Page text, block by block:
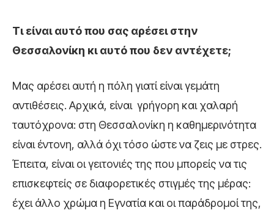
Τι είναι αυτό που σας αρέσει στην
Θεσσαλονίκη κι αυτό που δεν αντέχετε;
Μας αρέσει αυτή η πόλη γιατί είναι γεμάτη
αντιθέσεις. Αρχικά, είναι γρήγορη και χαλαρή
ταυτόχρονα: στη Θεσσαλονίκη η καθημερινότητα
είναι έντονη, αλλά όχι τόσο ώστε να ζεις με στρες.
Έπειτα, είναι οι γειτονιές της που μπορείς να τις
επισκεφτείς σε διαφορετικές στιγμές της μέρας:
έχει άλλο χρώμα η Εγνατία και οι παράδρομοί της,